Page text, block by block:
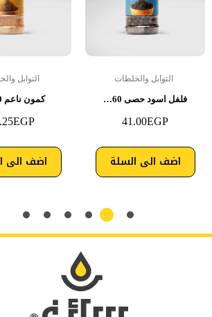
التوابل والخلطات
فلفل اسود حصى 60…
41.00EGP
اضف الى السلة
التوابل
كمون ناعم 60 جم
EGP
اضف الى